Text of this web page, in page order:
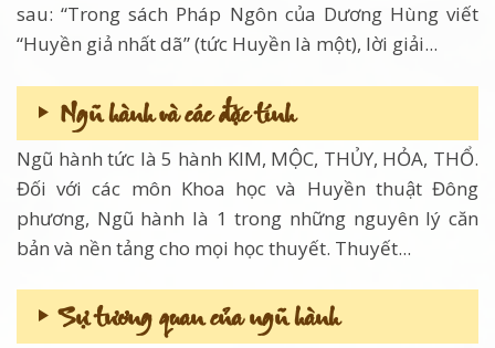
sau: “Trong sách Pháp Ngôn của Dương Hùng viết
“Huyền giả nhất dã” (tức Huyền là một), lời giải...
Ngũ hành và các đặc tính
Ngũ hành tức là 5 hành KIM, MỘC, THỦY, HỎA, THỔ.
Đối với các môn Khoa học và Huyền thuật Đông
phương, Ngũ hành là 1 trong những nguyên lý căn
bản và nền tảng cho mọi học thuyết. Thuyết...
Sự tương quan của ngũ hành